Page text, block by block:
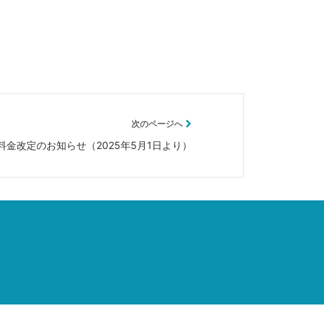
次のページへ
金改定のお知らせ（2025年5月1日より）